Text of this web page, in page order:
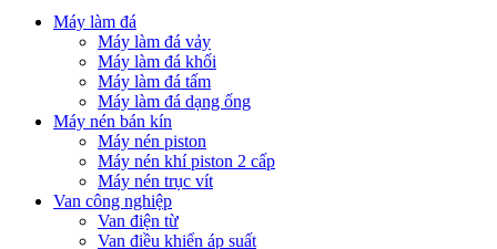
Máy làm đá
Máy làm đá vảy
Máy làm đá khối
Máy làm đá tấm
Máy làm đá dạng ống
Máy nén bán kín
Máy nén piston
Máy nén khí piston 2 cấp
Máy nén trục vít
Van công nghiệp
Van điện từ
Van điều khiển áp suất